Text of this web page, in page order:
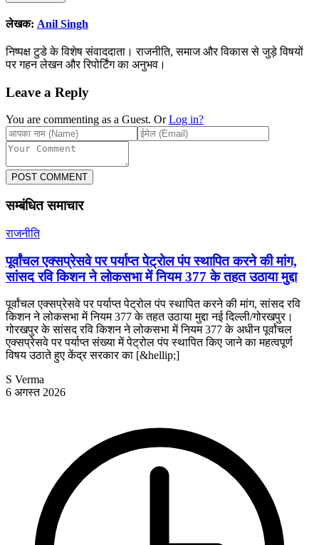
लेखक: Anil Singh
निष्पक्ष टुडे के विशेष संवाददाता। राजनीति, समाज और विकास से जुड़े विषयों
पर गहन लेखन और रिपोर्टिंग का अनुभव।
Leave a Reply
You are commenting as a Guest. Or Log in?
POST COMMENT
सम्बंधित समाचार
राजनीति
पूर्वांचल एक्सप्रेसवे पर पर्याप्त पेट्रोल पंप स्थापित करने की मांग,
सांसद रवि किशन ने लोकसभा में नियम 377 के तहत उठाया मुद्दा
पूर्वांचल एक्सप्रेसवे पर पर्याप्त पेट्रोल पंप स्थापित करने की मांग, सांसद रवि
किशन ने लोकसभा में नियम 377 के तहत उठाया मुद्दा नई दिल्ली/गोरखपुर।
गोरखपुर के सांसद रवि किशन ने लोकसभा में नियम 377 के अधीन पूर्वांचल
एक्सप्रेसवे पर पर्याप्त संख्या में पेट्रोल पंप स्थापित किए जाने का महत्वपूर्ण
विषय उठाते हुए केंद्र सरकार का [&hellip;]
S Verma
6 अगस्त 2026